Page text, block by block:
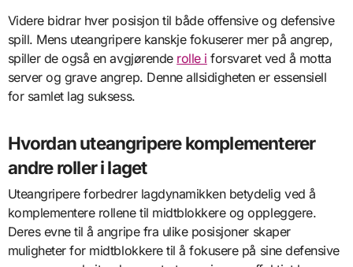
Videre bidrar hver posisjon til både offensive og defensive
spill. Mens uteangripere kanskje fokuserer mer på angrep,
spiller de også en avgjørende rolle i forsvaret ved å motta
server og grave angrep. Denne allsidigheten er essensiell
for samlet lag suksess.
Hvordan uteangripere komplementerer
andre roller i laget
Uteangripere forbedrer lagdynamikken betydelig ved å
komplementere rollene til midtblokkere og oppleggere.
Deres evne til å angripe fra ulike posisjoner skaper
muligheter for midtblokkere til å fokusere på sine defensive